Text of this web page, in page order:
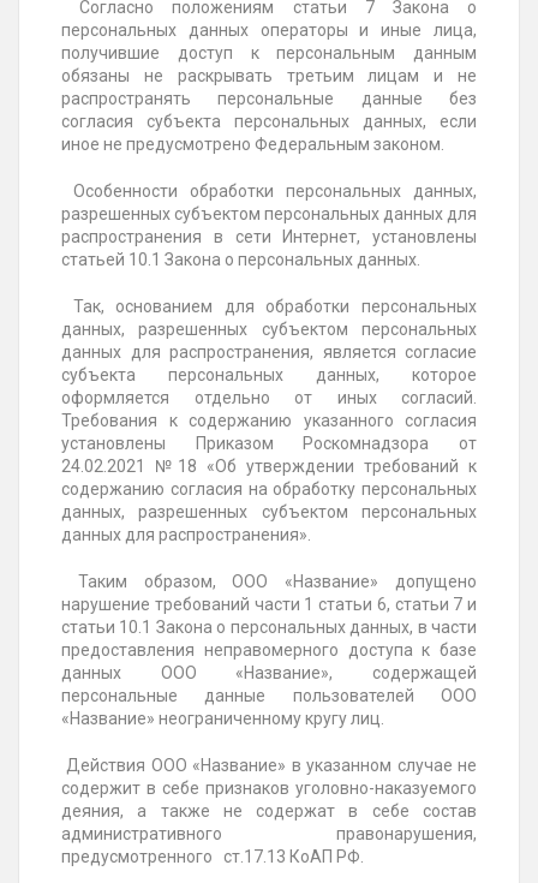
Согласно положениям статьи 7 Закона о
персональных данных операторы и иные лица,
получившие доступ к персональным данным
обязаны не раскрывать третьим лицам и не
распространять персональные данные без
согласия субъекта персональных данных, если
иное не предусмотрено Федеральным законом.
Особенности обработки персональных данных,
разрешенных субъектом персональных данных для
распространения в сети Интернет, установлены
статьей 10.1 Закона о персональных данных.
Так, основанием для обработки персональных
данных, разрешенных субъектом персональных
данных для распространения, является согласие
субъекта персональных данных, которое
оформляется отдельно от иных согласий.
Требования к содержанию указанного согласия
установлены Приказом Роскомнадзора от
24.02.2021 №18 «Об утверждении требований к
содержанию согласия на обработку персональных
данных, разрешенных субъектом персональных
данных для распространения».
Таким образом, ООО «Название» допущено
нарушение требований части 1 статьи 6, статьи 7 и
статьи 10.1 Закона о персональных данных, в части
предоставления неправомерного доступа к базе
данных ООО «Название», содержащей
персональные данные пользователей ООО
«Название» неограниченному кругу лиц.
Действия ООО «Название» в указанном случае не
содержит в себе признаков уголовно-наказуемого
деяния, а также не содержат в себе состав
административного правонарушения,
предусмотренного ст.17.13 КоАП РФ.